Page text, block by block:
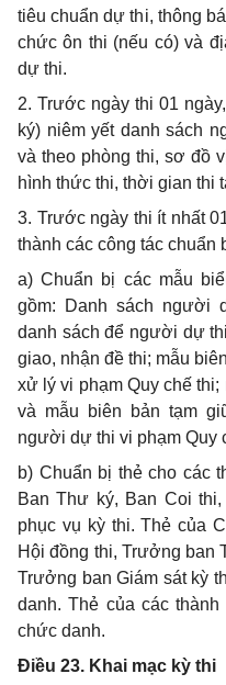
tiêu chuẩn dự thi, thông
chức ôn thi (nếu có) và
dự thi.
2. Trước ngày thi 01
ký) niêm yết danh sách
và theo phòng thi, sơ đồ
hình thức thi, thời gian thi
3. Trước ngày thi ít nhất
thành các công tác chuẩn
a) Chuẩn bị các mẫu
gồm: Danh sách người
danh sách để người dự
giao, nhận đề thi; mẫu
xử lý vi phạm Quy chế
và mẫu biên bản tạm
người dự thi vi phạm Quy
b) Chuẩn bị thẻ cho các
Ban Thư ký, Ban Coi
phục vụ kỳ thi. Thẻ của
Hội đồng thi, Trưởng ban
Trưởng ban Giám sát kỳ
danh. Thẻ của các
chức danh.
Điều 23. Khai mạc kỳ thi